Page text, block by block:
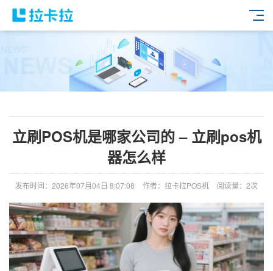
立刷POS机是哪家公司的 – 立刷pos机
器怎么样
发布时间：2026年07月04日 8:07:08 作者：拉卡拉POS机 阅读量：2次